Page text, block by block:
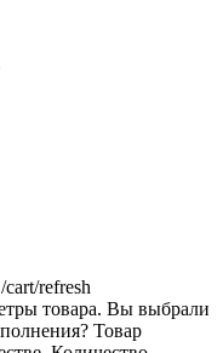
/cart/refresh
товара. Вы выбрали
Товар